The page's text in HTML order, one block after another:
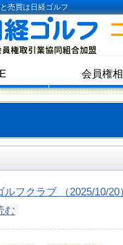
売買は日経ゴルフ
会員権
フクラブ （2025/10/20
む